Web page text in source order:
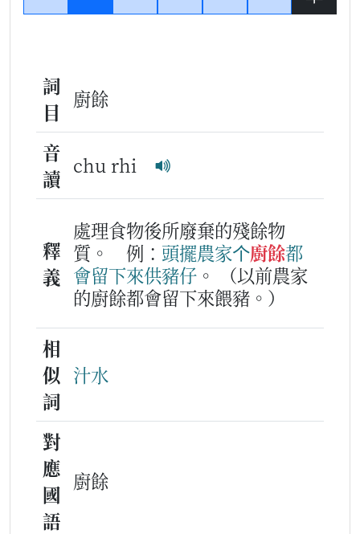
詞
目
廚餘
音
讀
chu rhi
釋
義
處理食物後所廢棄的殘餘物
質。
例： 頭擺農家个廚餘都
會留下來供豬仔 。
（以前農家
的廚餘都會留下來餵豬。）
相
似
詞
汁水
對
應
國
語
廚餘